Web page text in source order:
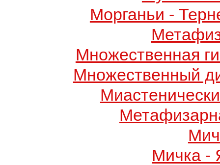
Морганьи -
Множественная
Множественный
Мичка -